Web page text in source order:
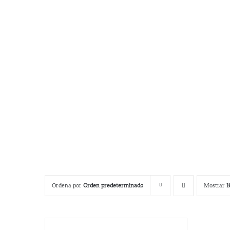
Ordena por Orden predeterminado Mostrar